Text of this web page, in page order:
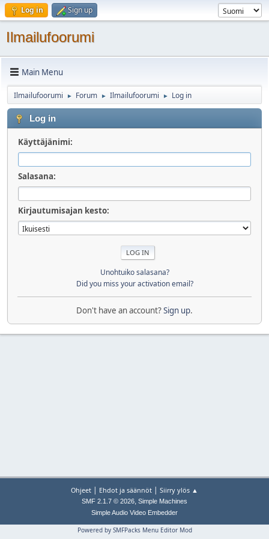
Log in Sign up
Ilmailufoorumi
Main Menu
Ilmailufoorumi ► Forum ► Ilmailufoorumi ► Log in
Log in
Käyttäjänimi:
Salasana:
Kirjautumisajan kesto:
Unohtuiko salasana?
Did you miss your activation email?
Don't have an account?Sign up.
Ohjeet | Ehdot ja säännöt | Siirry ylös ▲
SMF 2.1.7 © 2026, Simple Machines
Simple Audio Video Embedder
Powered by SMFPacks Menu Editor Mod